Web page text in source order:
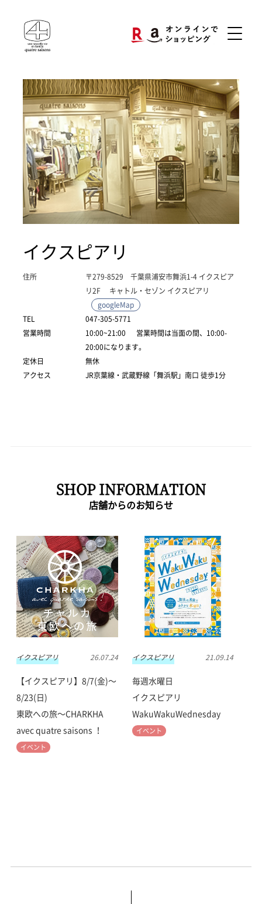
イクスピアリ
住所
〒279-8529 千葉県浦安市舞浜1-4 イクスピア
リ2F キャトル・セゾン イクスピアリ
googleMap
TEL
047-305-5771
営業時間
10:00~21:00 営業時間は当面の間、10:00-
20:00になります。
定休日
無休
アクセス
JR京葉線・武蔵野線「舞浜駅」南口 徒歩1分
SHOP INFORMATION
店舗からのお知らせ
イクスピアリ 26.07.24
【イクスピアリ】8/7(金)〜
8/23(日)
東欧への旅〜CHARKHA
avec quatre saisons ！
イベント
イクスピアリ 21.09.14
毎週水曜日
イクスピアリ
WakuWakuWednesday
イベント